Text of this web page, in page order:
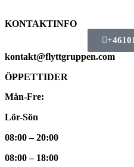
KONTAKTINFO
kontakt@flyttgruppen.com
ÖPPETTIDER
Mån-Fre:
Lör-Sön
08:00 – 20:00
08:00 – 18:00